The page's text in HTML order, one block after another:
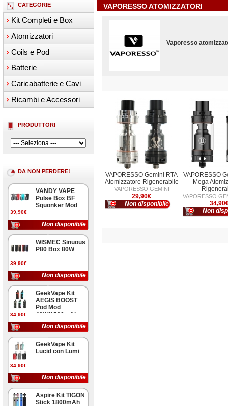
CATEGORIE
Kit Completi e Box
Atomizzatori
Coils e Pod
Batterie
Caricabatterie e Cavi
Ricambi e Accessori
PRODUTTORI
DA NON PERDERE!
39,90€
VANDY VAPE
Pulse Box BF
Squonker Mod
Meccanica
Non disponibile
39,90€
WISMEC Sinuous
P80 Box 80W
Non disponibile
34,90€
GeekVape Kit
AEGIS BOOST
Pod Mod
40W/1500mAh
Non disponibile
34,90€
GeekVape Kit
Lucid con Lumi
Non disponibile
Aspire Kit TIGON
Stick 1800mAh
VAPORESSO ATOMIZZATORI
Vaporesso
VAPORESSO Gemini RTA
Atomizzatore Rigenerabile
VAPORESSO GEMINI
29,90€
Non disponibile
VAPORESSO
Mega
VAPORESSO
Non